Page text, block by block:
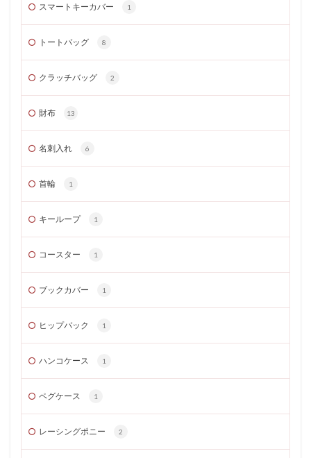
スマートキーカバー 1
トートバッグ 8
クラッチバッグ 2
財布 13
名刺入れ 6
首輪 1
キーループ 1
コースター 1
ブックカバー 1
ヒップバック 1
ハンコケース 1
ペグケース 1
レーシングポニー 2